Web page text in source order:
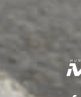
H U N